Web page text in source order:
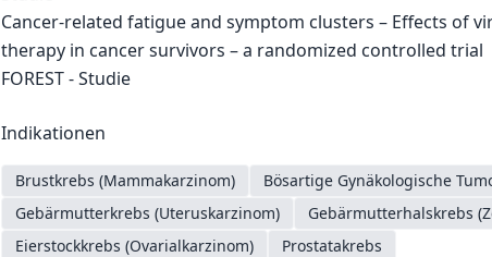
Cancer-related fatigue and symptom clusters – Effects of
therapy in cancer survivors – a randomized controlled trial
FOREST - Studie
Indikationen
Brustkrebs (Mammakarzinom)
Bösartige Gynäkologische
Gebärmutterkrebs (Uteruskarzinom)
Gebärmutterhalskrebs
Eierstockkrebs (Ovarialkarzinom)
Prostatakrebs